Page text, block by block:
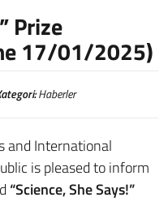
Prize
17/01/2025)
Haberler
and International
is pleased to inform
“Science, She Says!”